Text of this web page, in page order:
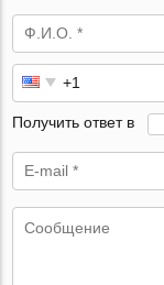
Получить ответ в